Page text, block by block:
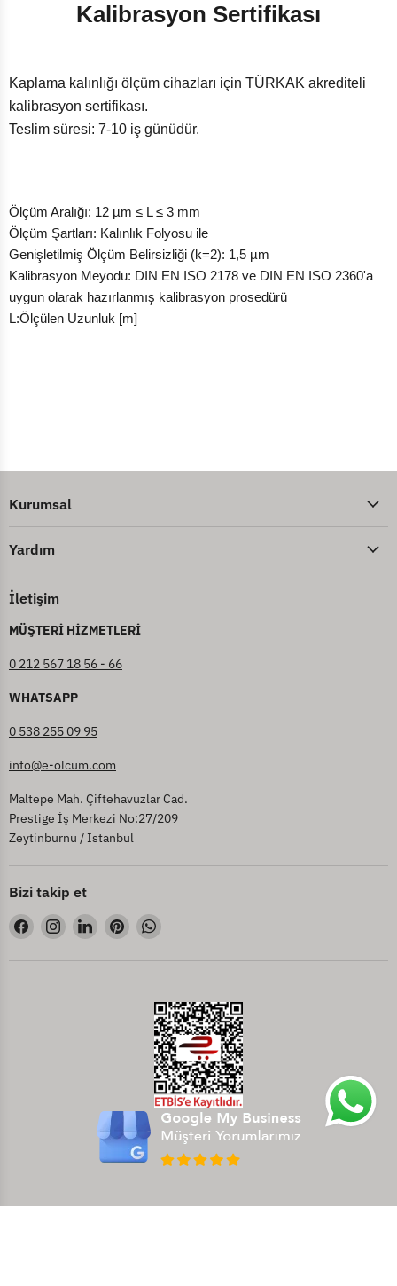
Kalibrasyon Sertifikası
Kaplama kalınlığı ölçüm cihazları için TÜRKAK akrediteli
kalibrasyon sertifikası.
Teslim süresi: 7-10 iş günüdür.
Ölçüm Aralığı: 12 µm ≤ L ≤ 3 mm
Ölçüm Şartları: Kalınlık Folyosu ile
Genişletilmiş Ölçüm Belirsizliği (k=2): 1,5 µm
Kalibrasyon Meyodu: DIN EN ISO 2178 ve DIN EN ISO 2360'a
uygun olarak hazırlanmış kalibrasyon prosedürü
L:Ölçülen Uzunluk [m]
Kurumsal
Yardım
İletişim
MÜŞTERİ HİZMETLERİ
0 212 567 18 56 - 66
WHATSAPP
0 538 255 09 95
info@e-olcum.com
Maltepe Mah. Çiftehavuzlar Cad.
Prestige İş Merkezi No:27/209
Zeytinburnu / İstanbul
Bizi takip et
Bizi
Facebook&#39;de
bul
Bizi
Instagram&#39;de
bul
Bizi
LinkedIn&#39;de
bul
Bizi
Pinterest&#39;de
bul
Bizi
bul